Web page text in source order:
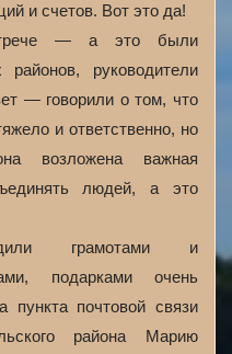
и счетов. Вот это да!
— а это были
районов, руководители
— говорили о том, что
и ответственно, но
возложена важная
людей, а это
грамотами и
подарками очень
пункта почтовой связи
района Марию